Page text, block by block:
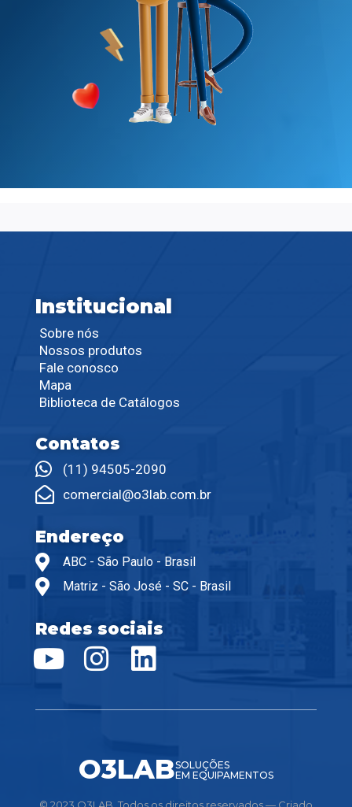
Institucional
Sobre nós
Nossos produtos
Fale conosco
Mapa
Biblioteca de Catálogos
Contatos
(11) 94505-2090
comercial@o3lab.com.br
Endereço
ABC - São Paulo - Brasil
Matriz - São José - SC - Brasil
Redes sociais
O3LABSOLUÇÕES
EM EQUIPAMENTOS